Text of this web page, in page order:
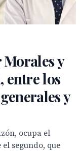
y
entre los
y
ocupa el
segundo, que